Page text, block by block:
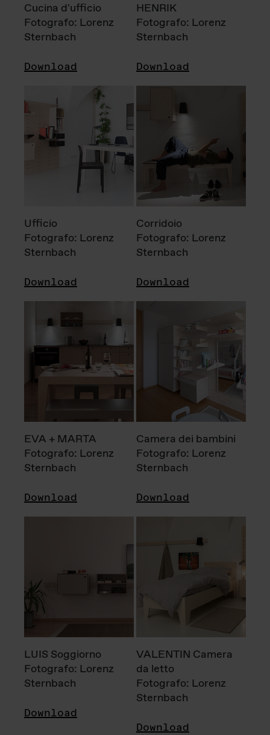
Cucina d'ufficio
Fotografo: Lorenz
Sternbach
Download
HENRIK
Fotografo: Lorenz
Sternbach
Download
Ufficio
Fotografo: Lorenz
Sternbach
Download
Corridoio
Fotografo: Lorenz
Sternbach
Download
EVA + MARTA
Fotografo: Lorenz
Sternbach
Download
Camera dei bambini
Fotografo: Lorenz
Sternbach
Download
LUIS Soggiorno
Fotografo: Lorenz
Sternbach
Download
VALENTIN Camera
da letto
Fotografo: Lorenz
Sternbach
Download